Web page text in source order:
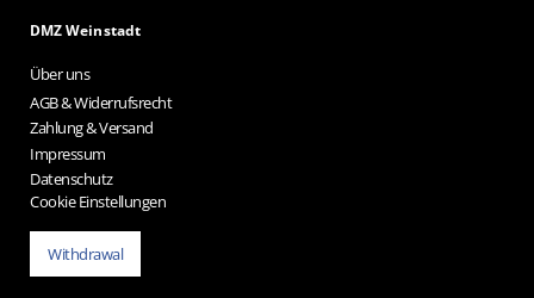
DMZ Weinstadt
Über uns
AGB & Widerrufsrecht
Zahlung & Versand
Impressum
Datenschutz
Cookie Einstellungen
Withdrawal